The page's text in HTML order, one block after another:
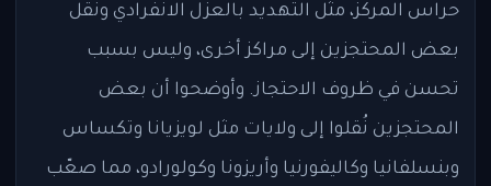
حراس المركز، مثل التهديد بالعزل الانفرادي ونقل
بعض المحتجزين إلى مراكز أخرى، وليس بسبب
تحسن في ظروف الاحتجاز. وأوضحوا أن بعض
المحتجزين نُقلوا إلى ولايات مثل لويزيانا وتكساس
وبنسلفانيا وكاليفورنيا وأريزونا وكولورادو، مما صعّب